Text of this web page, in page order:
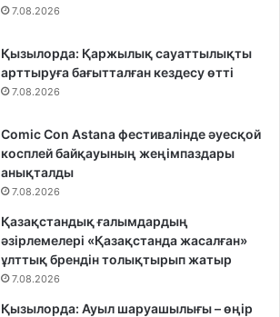
7.08.2026
Қызылорда: Қаржылық сауаттылықты
арттыруға бағытталған кездесу өтті
7.08.2026
Comic Con Astana фестивалінде әуесқой
косплей байқауының жеңімпаздары
анықталды
7.08.2026
Қазақстандық ғалымдардың
әзірлемелері «Қазақстанда жасалған»
ұлттық брендін толықтырып жатыр
7.08.2026
Қызылорда: Ауыл шаруашылығы – өңір